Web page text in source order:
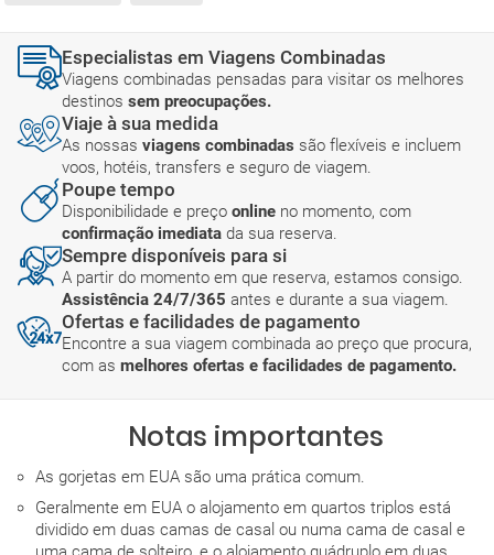
Especialistas em Viagens Combinadas
Viagens combinadas pensadas para visitar os melhores
destinos sem preocupações.
Viaje à sua medida
As nossas viagens combinadas são flexíveis e incluem
voos, hotéis, transfers e seguro de viagem.
Poupe tempo
Disponibilidade e preço online no momento, com
confirmação imediata da sua reserva.
Sempre disponíveis para si
A partir do momento em que reserva, estamos consigo.
Assistência 24/7/365 antes e durante a sua viagem.
Ofertas e facilidades de pagamento
Encontre a sua viagem combinada ao preço que procura,
com as melhores ofertas e facilidades de pagamento.
Notas importantes
As gorjetas em EUA são uma prática comum.
Geralmente em EUA o alojamento em quartos triplos está
dividido em duas camas de casal ou numa cama de casal e